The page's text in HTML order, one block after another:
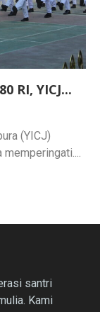
RI, YICJ...
(YICJ)
santri
Kami